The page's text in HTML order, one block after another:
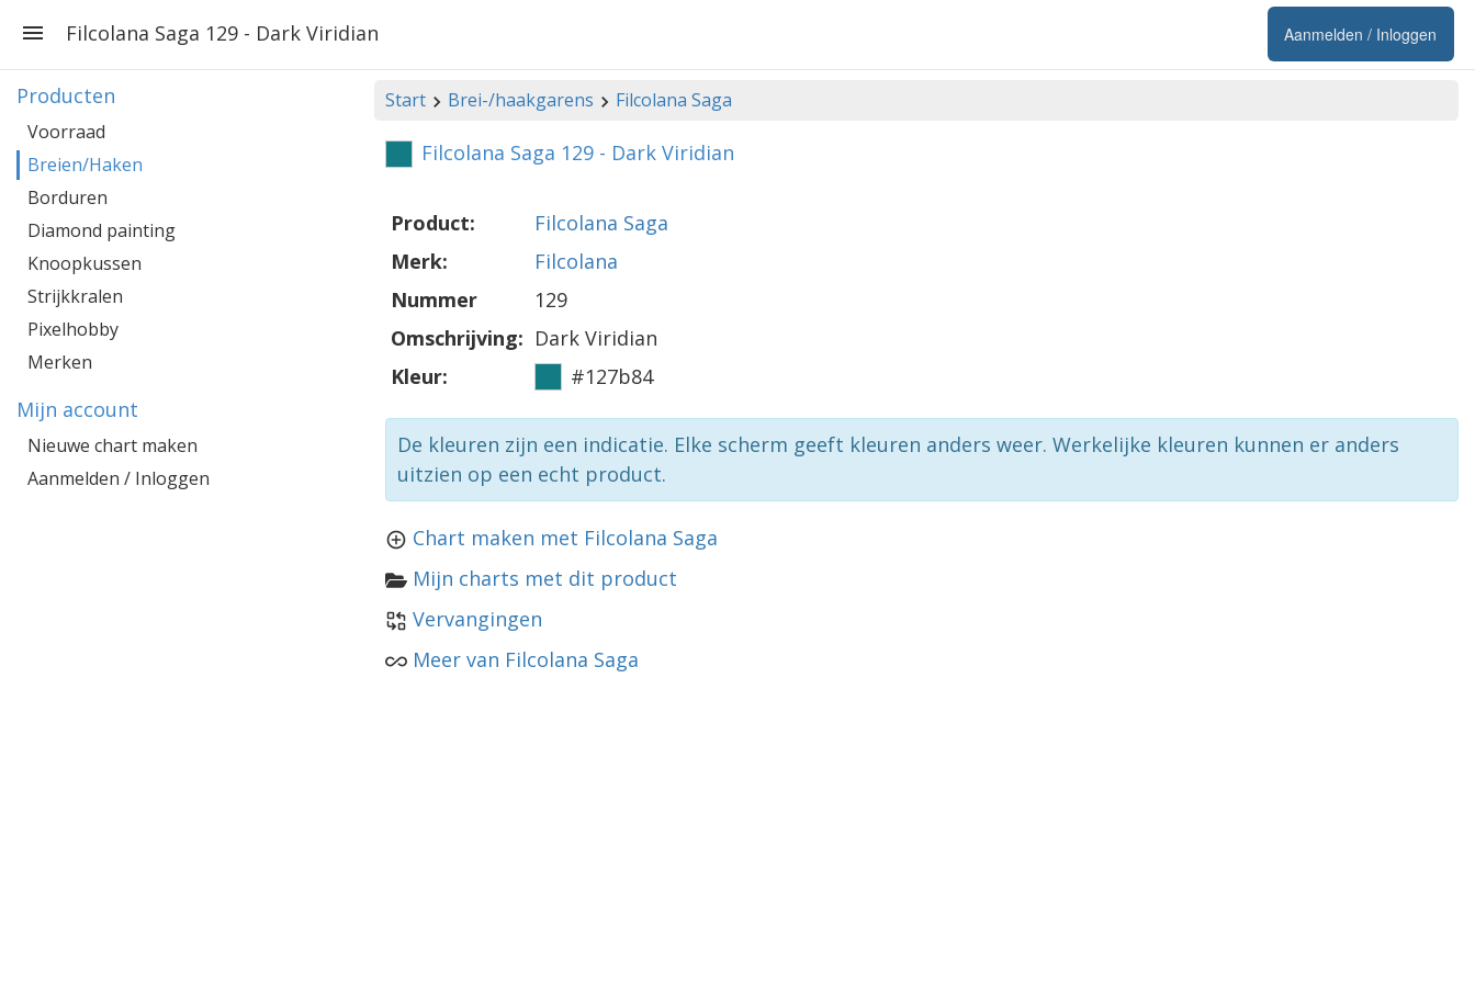
Aanmelden / Inloggen
Filcolana Saga 129 - Dark Viridian
Start Brei-/haakgarens Filcolana Saga
Filcolana Saga 129 - Dark Viridian
Product:
Filcolana Saga
Merk:
Filcolana
Nummer
129
Omschrijving: Dark Viridian
Kleur:
#127b84
De kleuren zijn een indicatie. Elke scherm geeft kleuren anders weer. Werkelijke kleuren kunnen er anders
uitzien op een echt product.
Chart maken met Filcolana Saga
Mijn charts met dit product
Vervangingen
Meer van Filcolana Saga
Producten
Voorraad
Breien/Haken
Borduren
Diamond painting
Knoopkussen
Strijkkralen
Pixelhobby
Merken
Mijn account
Nieuwe chart maken
Aanmelden / Inloggen